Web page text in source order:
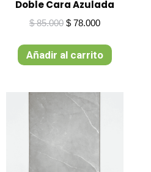
Doble Cara Azulada
$85.000 El
original
era:
$ 78.000El
actual
es:
Añadir al carrito